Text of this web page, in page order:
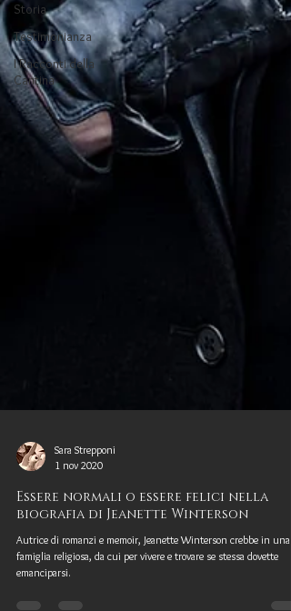
Storia
Testimonianza
I Racconti della
Cantina
1 nov 2020
Essere normali o essere felici nella
biografia di Jeanette Winterson
Autrice di romanzi e memoir, Jeanette Winterson crebbe in una
emanciparsi.